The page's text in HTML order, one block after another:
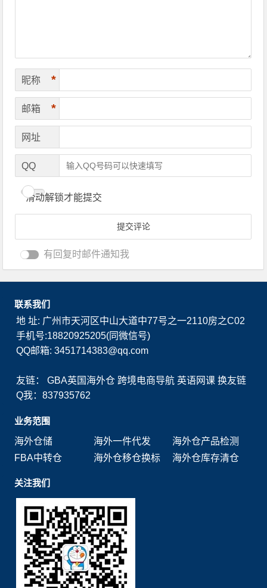
昵称 *
邮箱 *
网址
QQ
滑动解锁才能提交
有回复时邮件通知我
联系我们
地 址: 广州市天河区中山大道中77号之一2110房之C02
手机号:18820925205(同微信号)
QQ邮箱: 3451714383@qq.com
友链：GBA英国海外仓 跨境电商导航 英语网课 换友链
Q我：837935762
业务范围
海外仓储
海外一件代发
海外仓产品检测
FBA中转仓
海外仓移仓换标 海外仓库存清仓
关注我们